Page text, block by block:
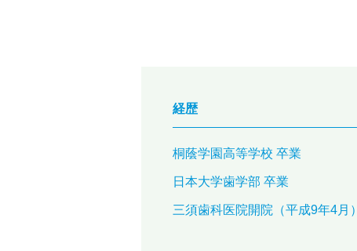
経歴
桐蔭学園高等学校 卒業
日本大学歯学部 卒業
三須歯科医院開院（平成9年4月）